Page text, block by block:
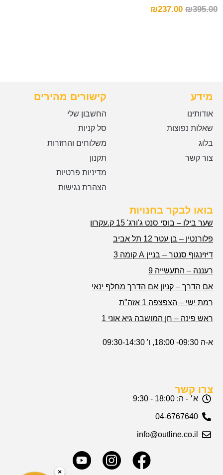
₪395.00
₪237.00
מידע
אודותינו
שאלות נפוצות
בלוג
צור קשר
קישורים מהירים
החשבון שלי
סל קניות
משלוחים והחזרות
תקנון
מדיניות פרטיות
הצהרת נגישות
בואו לבקר בחנויות
שער בילו – בוסי סנט ג'ורג' 15 ק.עקרון
פלורנטין – בן עטר 12 תל אביב
דיזינגוף סנטר – בניין A קומה 3
רעננה – התעשייה 9
אם הדרך – קניון אם הדרך מחלף ינאי
רמת ישי – הצפצפה 1 אזה"ת
ראש פינה – חן המושבה גיא אוני 1
א-ה 09:30- 18:00, ו' 09:30-14:30
צרו קשר
א׳ - ה: 18:00 - 9:30
04-6767640
info@outline.co.il
×